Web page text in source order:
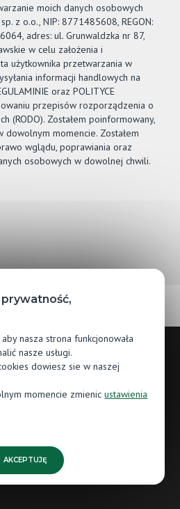
moich danych osobowych
sp. z o.o., NIP: 8771485608, REGON:
adres: ul. Grunwaldzka nr 87,
w celu założenia i
użytkownika przetwarzania w
informacji handlowych na
oraz POLITYCE
przepisów rozporządzenia o
(RODO). Zostałem poinformowany,
momencie. Zostałem
wglądu, poprawiania oraz
osobowych w dowolnej chwili.
nasza strona funkcjonowała
nasze usługi.
dowiesz sie w naszej
momencie zmienicustawienia
AKCEPTUJĘ